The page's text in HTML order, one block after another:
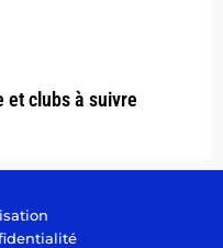
et clubs à suivre